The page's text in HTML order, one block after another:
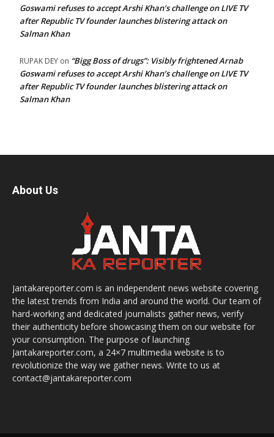
Goswami refuses to accept Arshi Khan’s challenge on LIVE TV
after Republic TV founder launches blistering attack on
Salman Khan
RUPAK DEY on “Bigg Boss of drugs”: Visibly frightened Arnab
Goswami refuses to accept Arshi Khan’s challenge on LIVE TV
after Republic TV founder launches blistering attack on
Salman Khan
About Us
Jantakareporter.com is an independent news website covering
the latest trends from India and around the world. Our team of
hard-working and dedicated journalists gather news, verify
their authenticity before showcasing them on our website for
your consumption. The purpose of launching
Jantakareporter.com, a 24×7 multimedia website is to
revolutionize the way we gather news. Write to us at
contact@jantakareporter.com